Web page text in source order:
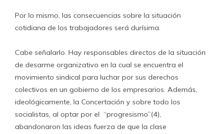
Por lo mismo, las consecuencias sobre la situación
cotidiana de los trabajadores será durísima.
Cabe señalarlo. Hay responsables directos de la situación
de desarme organizativo en la cual se encuentra el
movimiento sindical para luchar por sus derechos
colectivos en un gobierno de los empresarios. Además,
ideológicamente, la Concertación y sobre todo los
socialistas, al optar por el “progresismo”(4),
abandonaron las ideas fuerza de que la clase